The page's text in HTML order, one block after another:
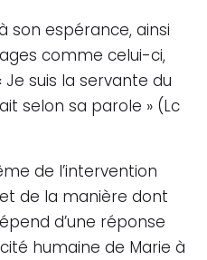
son espérance, ainsi
comme celui-ci,
Je suis la servante du
selon sa parole » (Lc
de l’intervention
de la manière dont
d’une réponse
humaine de Marie à